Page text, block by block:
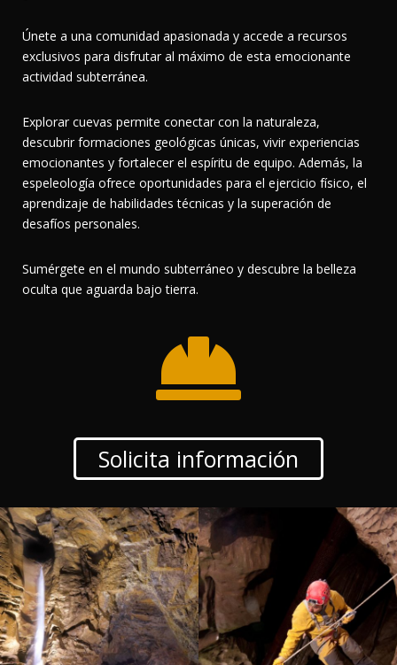
Únete a una comunidad apasionada y accede a recursos
exclusivos para disfrutar al máximo de esta emocionante
actividad subterránea.
Explorar cuevas permite conectar con la naturaleza,
descubrir formaciones geológicas únicas, vivir experiencias
emocionantes y fortalecer el espíritu de equipo. Además, la
espeleología ofrece oportunidades para el ejercicio físico, el
aprendizaje de habilidades técnicas y la superación de
desafíos personales.
Sumérgete en el mundo subterráneo y descubre la belleza
oculta que aguarda bajo tierra.

Solicita información